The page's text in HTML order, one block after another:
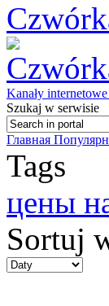
Kanały
Szukaj w serwisie
Главная
Tags
цены
Sortuj